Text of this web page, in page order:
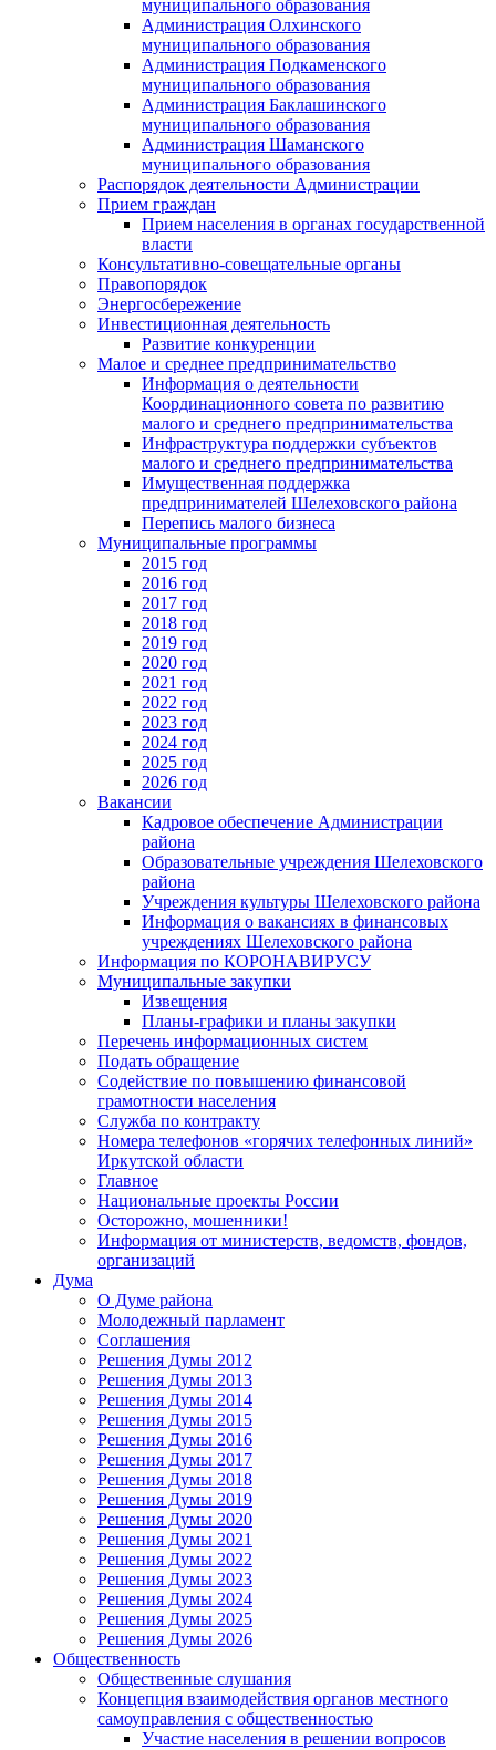
муниципального образования
Администрация Олхинского
муниципального образования
Администрация Подкаменского
муниципального образования
Администрация Баклашинского
муниципального образования
Администрация Шаманского
муниципального образования
Распорядок деятельности Администрации
Прием граждан
Прием населения в органах государственной
власти
Консультативно-совещательные органы
Правопорядок
Энергосбережение
Инвестиционная деятельность
Развитие конкуренции
Малое и среднее предпринимательство
Информация о деятельности
Координационного совета по развитию
малого и среднего предпринимательства
Инфраструктура поддержки субъектов
малого и среднего предпринимательства
Имущественная поддержка
предпринимателей Шелеховского района
Перепись малого бизнеса
Муниципальные программы
2015 год
2016 год
2017 год
2018 год
2019 год
2020 год
2021 год
2022 год
2023 год
2024 год
2025 год
2026 год
Вакансии
Кадровое обеспечение Администрации
района
Образовательные учреждения Шелеховского
района
Учреждения культуры Шелеховского района
Информация о вакансиях в финансовых
учреждениях Шелеховского района
Информация по КОРОНАВИРУСУ
Муниципальные закупки
Извещения
Планы-графики и планы закупки
Перечень информационных систем
Подать обращение
Содействие по повышению финансовой
грамотности населения
Служба по контракту
Номера телефонов «горячих телефонных линий»
Иркутской области
Главное
Национальные проекты России
Осторожно, мошенники!
Информация от министерств, ведомств, фондов,
организаций
Дума
О Думе района
Молодежный парламент
Соглашения
Решения Думы 2012
Решения Думы 2013
Решения Думы 2014
Решения Думы 2015
Решения Думы 2016
Решения Думы 2017
Решения Думы 2018
Решения Думы 2019
Решения Думы 2020
Решения Думы 2021
Решения Думы 2022
Решения Думы 2023
Решения Думы 2024
Решения Думы 2025
Решения Думы 2026
Общественность
Общественные слушания
Концепция взаимодействия органов местного
самоуправления с общественностью
Участие населения в решении вопросов